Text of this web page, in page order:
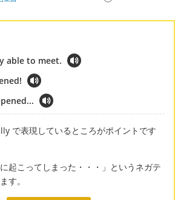
able to meet.
で表現しているところがポイントです
起こってしまった・・・」というネガテ
す。